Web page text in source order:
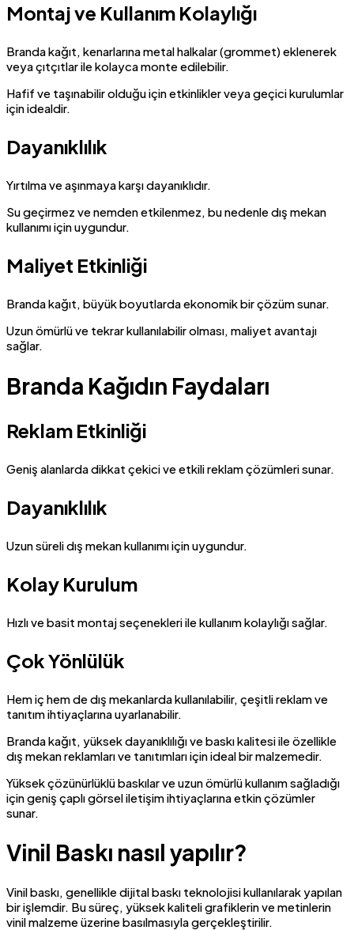
Montaj ve Kullanım Kolaylığı
Branda kağıt, kenarlarına metal halkalar (grommet) eklenerek
veya çıtçıtlar ile kolayca monte edilebilir.
Hafif ve taşınabilir olduğu için etkinlikler veya geçici kurulumlar
için idealdir.
Dayanıklılık
Yırtılma ve aşınmaya karşı dayanıklıdır.
Su geçirmez ve nemden etkilenmez, bu nedenle dış mekan
kullanımı için uygundur.
Maliyet Etkinliği
Branda kağıt, büyük boyutlarda ekonomik bir çözüm sunar.
Uzun ömürlü ve tekrar kullanılabilir olması, maliyet avantajı
sağlar.
Branda Kağıdın Faydaları
Reklam Etkinliği
Geniş alanlarda dikkat çekici ve etkili reklam çözümleri sunar.
Dayanıklılık
Uzun süreli dış mekan kullanımı için uygundur.
Kolay Kurulum
Hızlı ve basit montaj seçenekleri ile kullanım kolaylığı sağlar.
Çok Yönlülük
Hem iç hem de dış mekanlarda kullanılabilir, çeşitli reklam ve
tanıtım ihtiyaçlarına uyarlanabilir.
Branda kağıt, yüksek dayanıklılığı ve baskı kalitesi ile özellikle
dış mekan reklamları ve tanıtımları için ideal bir malzemedir.
Yüksek çözünürlüklü baskılar ve uzun ömürlü kullanım sağladığı
için geniş çaplı görsel iletişim ihtiyaçlarına etkin çözümler
sunar.
Vinil Baskı nasıl yapılır?
Vinil baskı, genellikle dijital baskı teknolojisi kullanılarak yapılan
bir işlemdir. Bu süreç, yüksek kaliteli grafiklerin ve metinlerin
vinil malzeme üzerine basılmasıyla gerçekleştirilir.